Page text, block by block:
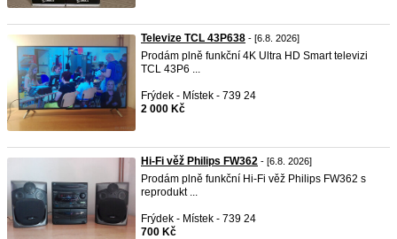
Televize TCL 43P638 - [6.8. 2026]
Prodám plně funkční 4K Ultra HD Smart televizi
TCL 43P6 ...
Frýdek - Místek - 739 24
2 000 Kč
Hi-Fi věž Philips FW362 - [6.8. 2026]
Prodám plně funkční Hi-Fi věž Philips FW362 s
reprodukt ...
Frýdek - Místek - 739 24
700 Kč